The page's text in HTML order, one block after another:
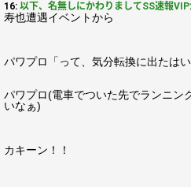
16: 以下、名無しにかわりましてSS速報
寿也遭遇イベントから
パワプロ「って、気分転換に出たは
パワプロ(電車でついた先でランニン
いなぁ)
カキーン！！